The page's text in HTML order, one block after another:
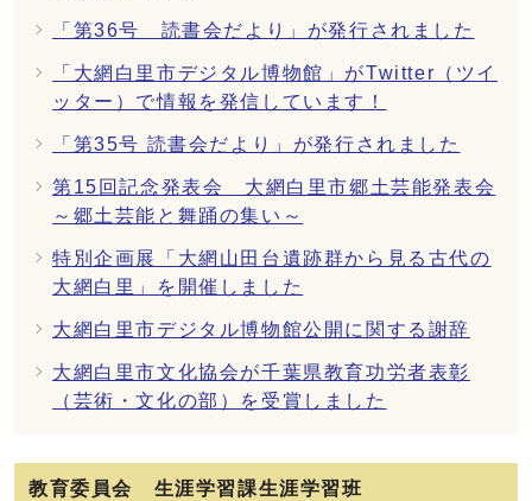
「第36号 読書会だより」が発行されました
「大網白里市デジタル博物館」がTwitter（ツイ
ッター）で情報を発信しています！
「第35号 読書会だより」が発行されました
第15回記念発表会 大網白里市郷土芸能発表会
～郷土芸能と舞踊の集い～
特別企画展「大網山田台遺跡群から見る古代の
大網白里」を開催しました
大網白里市デジタル博物館公開に関する謝辞
大網白里市文化協会が千葉県教育功労者表彰
（芸術・文化の部）を受賞しました
教育委員会 生涯学習課生涯学習班